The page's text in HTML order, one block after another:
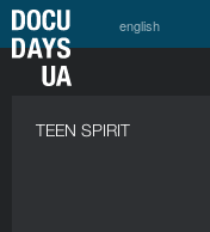
english
TEEN SPIRIT